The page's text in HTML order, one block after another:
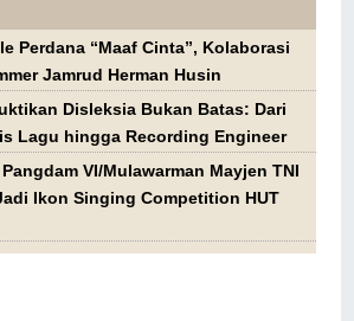
Perdana “Maaf Cinta”, Kolaborasi
Jamrud Herman Husin
Disleksia Bukan Batas: Dari
Lagu hingga Recording Engineer
VI/Mulawarman Mayjen TNI
Ikon Singing Competition HUT